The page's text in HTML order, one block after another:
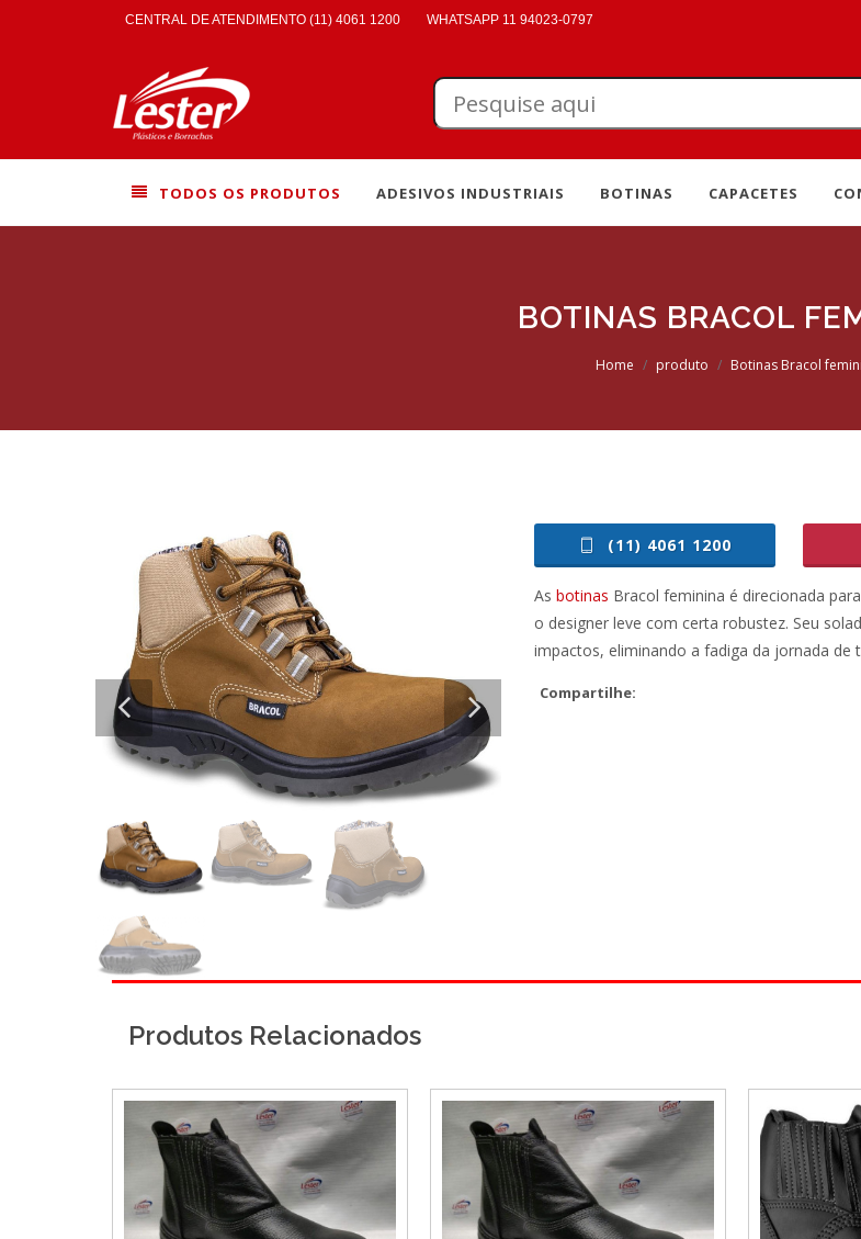
CENTRAL DE ATENDIMENTO (11) 4061 1200 WHATSAPP 11 94023-0797
TODOS OS PRODUTOS ADESIVOS INDUSTRIAIS BOTINAS CAPACETES
BOTINAS BRACOL
Home produto Botinas Bracol
(11) 4061 1200
As botinas Bracol feminina é direcionada
o designer leve com certa robustez. Seu
impactos, eliminando a fadiga da jornada de
Compartilhe:
Produtos Relacionados